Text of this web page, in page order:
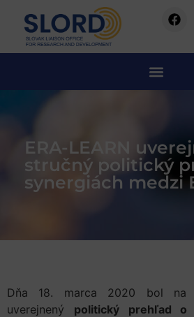
ERA-LEARN
stručný politický
synergiách medzi
Dňa 18. marca 2020 bol na
uverejnený politický prehľad o